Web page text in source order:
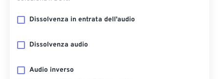
Dissolvenza in entrata dell'audio
Dissolvenza audio
Audio inverso